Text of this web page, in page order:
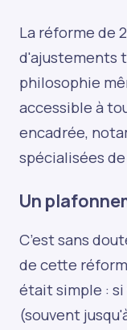
La réforme de
d'ajustements
philosophie
accessible à
encadrée,
spécialisées
Un
C’est sans
de cette
était simple : si
(souvent